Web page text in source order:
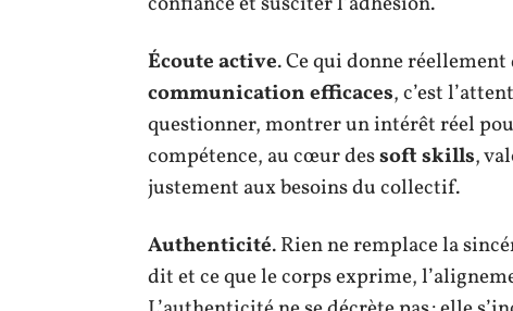
Écoute active. Ce qui donne
communication efficaces, c’est
questionner, montrer un intérêt réel
compétence, au cœur dessoft skills,
justement aux besoins du collectif.
Authenticité. Rien ne remplace la
dit et ce que le corps exprime,